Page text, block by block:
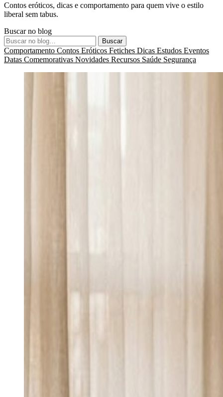
Contos eróticos, dicas e comportamento para quem vive o estilo
liberal sem tabus.
Buscar no blog
Buscar
Comportamento Contos Eróticos Fetiches Dicas Estudos Eventos
Datas Comemorativas Novidades Recursos Saúde Segurança